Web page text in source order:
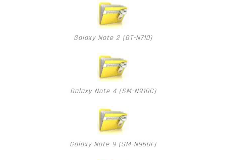
Galaxy Note 2 (GT-N710)
Galaxy Note 4 (SM-N910C)
Galaxy Note 9 (SM-N960F)